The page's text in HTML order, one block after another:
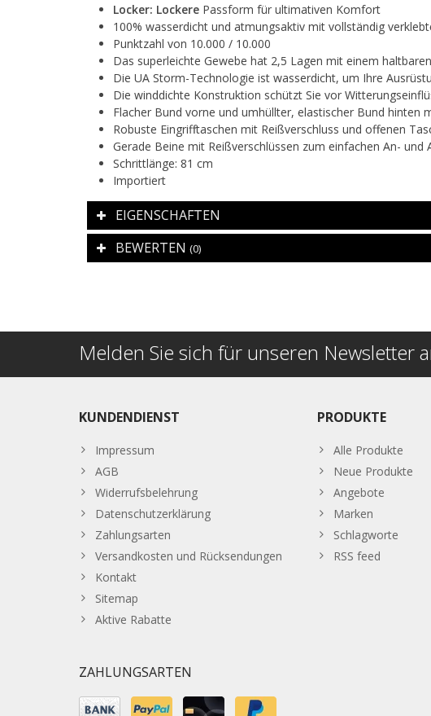
Locker: Lockere Passform für ultimativen Komfort
100% wasserdicht und atmungsaktiv mit vollständig
Punktzahl von 10.000 / 10.000
Das superleichte Gewebe hat 2,5 Lagen mit einem
Die UA Storm-Technologie ist wasserdicht, um Ihre
Die winddichte Konstruktion schützt Sie vor
Flacher Bund vorne und umhüllter, elastischer Bund hinten
Robuste Eingrifftaschen mit Reißverschluss und offenen
Gerade Beine mit Reißverschlüssen zum einfachen An- und
Schrittlänge: 81 cm
Importiert
EIGENSCHAFTEN
BEWERTEN (0)
Melden Sie sich für unseren Newsletter
KUNDENDIENST
Impressum
AGB
Widerrufsbelehrung
Datenschutzerklärung
Zahlungsarten
Versandkosten und Rücksendungen
Kontakt
Sitemap
Aktive Rabatte
PRODUKTE
Alle Produkte
Neue Produkte
Angebote
Marken
Schlagworte
RSS feed
ZAHLUNGSARTEN